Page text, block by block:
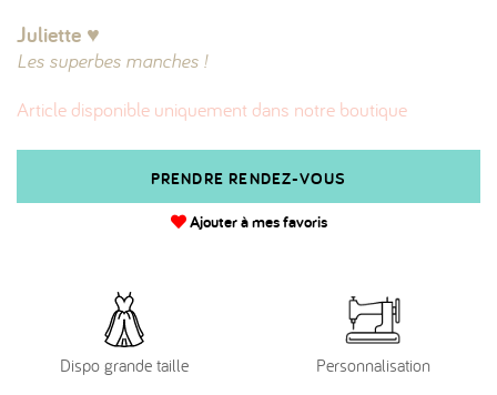
Juliette ♥︎
Les superbes manches !
Article disponible uniquement dans notre boutique
PRENDRE RENDEZ-VOUS
Ajouter à mes favoris
Dispo grande taille Personnalisation